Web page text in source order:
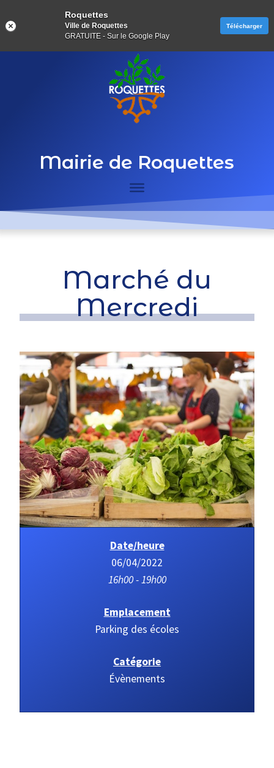
Mairie de Roquettes
Marché du
Mercredi
Date/heure
06/04/2022
16h00 - 19h00
Emplacement
Parking des écoles
Catégorie
Évènements
Roquettes
Ville de Roquettes
GRATUITE - Sur le Google Play
Télécharger